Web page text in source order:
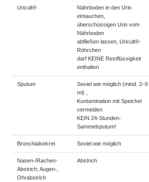
Uricult®
Nährboden in den Urin
eintauchen,
überschüssigen Urin vom
Nährboden
abfließen lassen, Uricult®-
Röhrchen
darf KEINE Restflüssigkeit
enthalten
Sputum
Soviel wie möglich (mind. 2–5
ml) ,
Kontamination mit Speichel
vermeiden
KEIN 24-Stunden-
Sammelsputum!
Bronchialsekret Soviel wie möglich
Nasen-/Rachen-
Abstrich; Augen-,
Ohrabstrich
Abstrich